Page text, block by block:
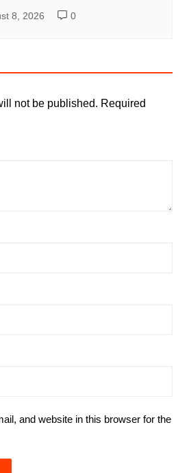
8, 2026 0
not be published. Required
and website in this browser for the